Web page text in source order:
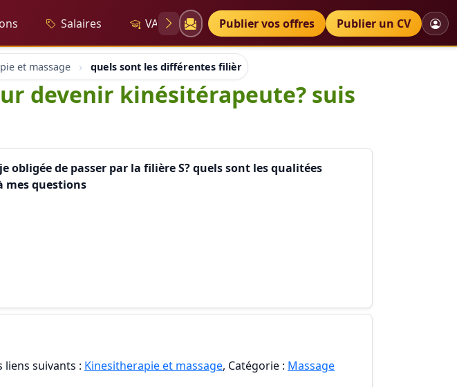
Salaires VAE Diplômes Petites annonces
Publier vos offres Publier un CV
et massage quels sont les différentes filières pour devenir kinésitérapeute? suis je
devenir kinésitérapeute? suis
de passer par la filière S? quels sont les qualitées
mes questions
liens suivants : Kinesitherapie et massage, Catégorie : Massage